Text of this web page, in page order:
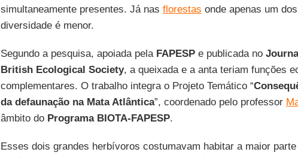
simultaneamente presentes. Já nas florestas onde apenas um dos
diversidade é menor.
Segundo a pesquisa, apoiada pela FAPESPe publicada no
British Ecological Society, a queixada e a anta teriam funções
complementares. O trabalho integra o Projeto Temático “
da defaunação na Mata Atlântica”, coordenado pelo professor
âmbito do Programa BIOTA-FAPESP.
Esses dois grandes herbívoros costumavam habitar a maior parte